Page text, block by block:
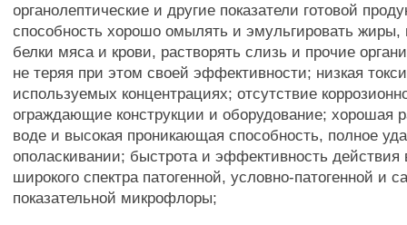
органолептические и другие показатели готовой
способность хорошо омылять и эмульгировать жиры,
белки мяса и крови, растворять слизь и прочие
не теряя при этом своей эффективности; низкая
используемых концентрациях; отсутствие
ограждающие конструкции и оборудование; хорошая
воде и высокая проникающая способность, полное
ополаскивании; быстрота и эффективность
широкого спектра патогенной, условно-патогенной и
показательной микрофлоры;